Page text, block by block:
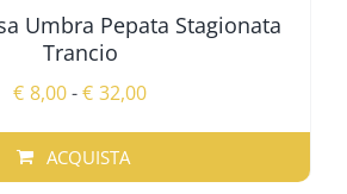
Umbra Pepata Stagionata
Trancio
€ 8,00-€ 32,00Fascia
da
ACQUISTA